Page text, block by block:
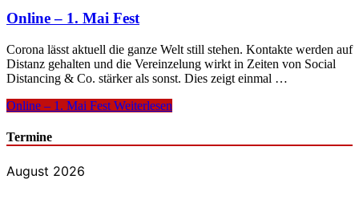
Online – 1. Mai Fest
Corona lässt aktuell die ganze Welt still stehen. Kontakte werden auf
Distanz gehalten und die Vereinzelung wirkt in Zeiten von Social
Distancing & Co. stärker als sonst. Dies zeigt einmal …
Online – 1. Mai Fest Weiterlesen
Termine
August 2026